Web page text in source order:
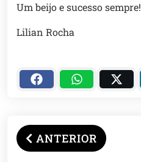
Um beijo e sucesso sempre!
Lilian Rocha
ANTERIOR